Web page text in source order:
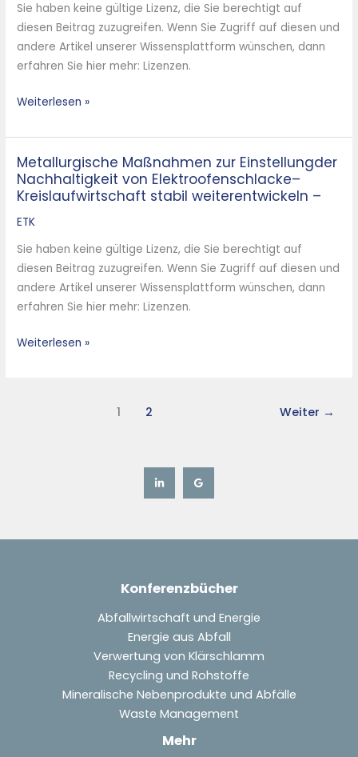
Sie haben keine gültige Lizenz, die Sie berechtigt auf
diesen Beitrag zuzugreifen. Wenn Sie Zugriff auf diesen und
andere Artikel unserer Wissensplattform wünschen, dann
erfahren Sie hier mehr: Lizenzen.
Rheinhausen–
Ein
Beitrag
zur
Weiterlesen »
Metallurgische Maßnahmen zur Einstellungder
Nachhaltigkeit von Elektroofenschlacke–
Kreislaufwirtschaft stabil weiterentwickeln –
ETK
Sie haben keine gültige Lizenz, die Sie berechtigt auf
diesen Beitrag zuzugreifen. Wenn Sie Zugriff auf diesen und
andere Artikel unserer Wissensplattform wünschen, dann
erfahren Sie hier mehr: Lizenzen.
Metallurgische
Maßnahmen
zur
Einstellungder
Elektroofenschlacke–
weiterentwickeln
Weiterlesen »
1 2 Weiter →
Konferenzbücher
Abfallwirtschaft und Energie
Energie aus Abfall
Verwertung von Klärschlamm
Recycling und Rohstoffe
Mineralische Nebenprodukte und Abfälle
Waste Management
Mehr